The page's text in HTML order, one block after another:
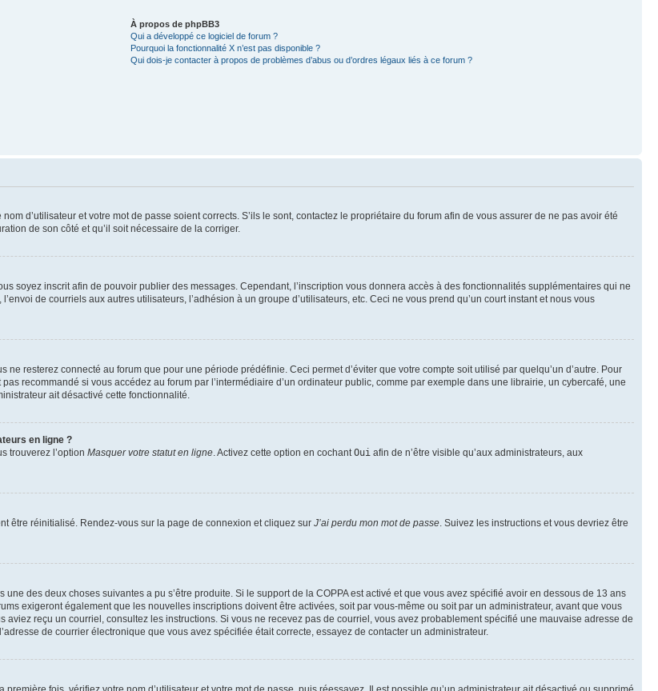
À propos de phpBB3
Qui a développé ce logiciel de forum ?
Pourquoi la fonctionnalité X n’est pas disponible ?
Qui dois-je contacter à propos de problèmes d’abus ou d’ordres légaux liés à ce forum ?
d’utilisateur et votre mot de passe soient corrects. S’ils le sont, contactez le propriétaire du forum afin de vous assurer de ne pas avoir été
de son côté et qu’il soit nécessaire de la corriger.
soyez inscrit afin de pouvoir publier des messages. Cependant, l’inscription vous donnera accès à des fonctionnalités supplémentaires qui ne
de courriels aux autres utilisateurs, l’adhésion à un groupe d’utilisateurs, etc. Ceci ne vous prend qu’un court instant et nous vous
ne resterez connecté au forum que pour une période prédéfinie. Ceci permet d’éviter que votre compte soit utilisé par quelqu’un d’autre. Pour
recommandé si vous accédez au forum par l’intermédiaire d’un ordinateur public, comme par exemple dans une librairie, un cybercafé, une
ait désactivé cette fonctionnalité.
en ligne ?
trouverez l’option Masquer votre statut en ligne . Activez cette option en cochant Oui afin de n’être visible qu’aux administrateurs, aux
être réinitialisé. Rendez-vous sur la page de connexion et cliquez sur J’ai perdu mon mot de passe . Suivez les instructions et vous devriez être
des deux choses suivantes a pu s’être produite. Si le support de la COPPA est activé et que vous avez spécifié avoir en dessous de 13 ans
exigeront également que les nouvelles inscriptions doivent être activées, soit par vous-même ou soit par un administrateur, avant que vous
reçu un courriel, consultez les instructions. Si vous ne recevez pas de courriel, vous avez probablement spécifié une mauvaise adresse de
de courrier électronique que vous avez spécifiée était correcte, essayez de contacter un administrateur.